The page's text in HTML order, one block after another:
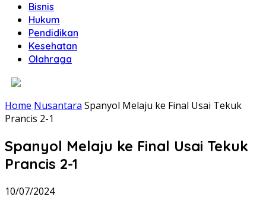
Bisnis
Hukum
Pendidikan
Kesehatan
Olahraga
Home Nusantara Spanyol Melaju ke Final Usai Tekuk
Prancis 2-1
Spanyol Melaju ke Final Usai Tekuk
Prancis 2-1
10/07/2024